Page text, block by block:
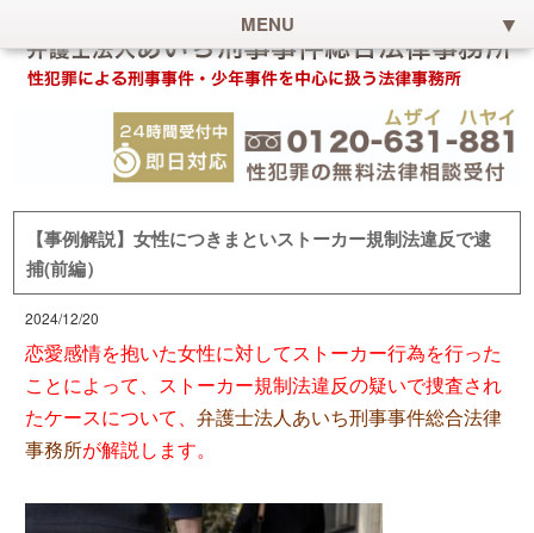
MENU
【事例解説】女性につきまといストーカー規制法違反で逮
捕(前編）
2024/12/20
恋愛感情を抱いた女性に対してストーカー行為を行った
ことによって、ストーカー規制法違反の疑いで捜査され
たケースについて、弁護士法人あいち刑事事件総合法律
事務所が解説します。